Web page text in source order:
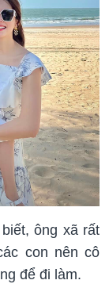
ông xã rất
con nên cô
để đi làm.